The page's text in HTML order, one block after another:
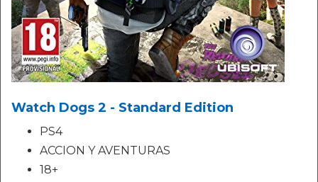
Watch Dogs 2 - Standard Edition
PS4
ACCION Y AVENTURAS
18+